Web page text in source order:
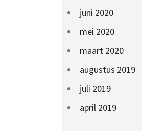
juni 2020
mei 2020
maart 2020
augustus 2019
juli 2019
april 2019